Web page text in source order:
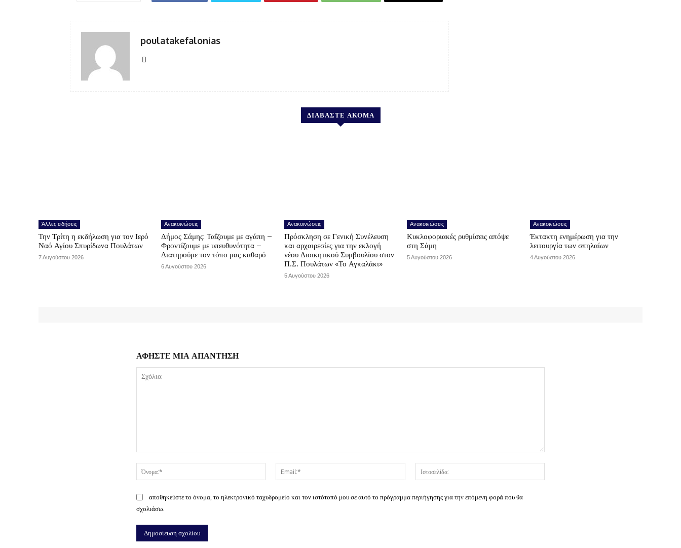
poulatakefalonias
ΔΙΑΒΑΣΤΕ ΑΚΟΜΑ
Άλλες ειδήσεις
Την Τρίτη η εκδήλωση για τον Ιερό
Ναό Αγίου Σπυρίδωνα Πουλάτων
7 Αυγούστου 2026
Ανακοινώσεις
Δήμος Σάμης: Ταΐζουμε με αγάπη –
Φροντίζουμε με υπευθυνότητα –
Διατηρούμε τον τόπο μας καθαρό
6 Αυγούστου 2026
Ανακοινώσεις
Πρόσκληση σε Γενική Συνέλευση
και αρχαιρεσίες για την εκλογή
νέου Διοικητικού Συμβουλίου στον
Π.Σ. Πουλάτων «Το Αγκαλάκι»
5 Αυγούστου 2026
Ανακοινώσεις
Κυκλοφοριακές ρυθμίσεις απόψε
στη Σάμη
5 Αυγούστου 2026
Ανακοινώσεις
Έκτακτη ενημέρωση για την
λειτουργία των σπηλαίων
4 Αυγούστου 2026
ΑΦΗΣΤΕ ΜΙΑ ΑΠΑΝΤΗΣΗ
Όνομα:*
Email:*
αποθηκεύστε το όνομα, το ηλεκτρονικό ταχυδρομείο και τον ιστότοπό μου σε αυτό το πρόγραμμα περιήγησης για την επόμενη φορά που θα
σχολιάσω.